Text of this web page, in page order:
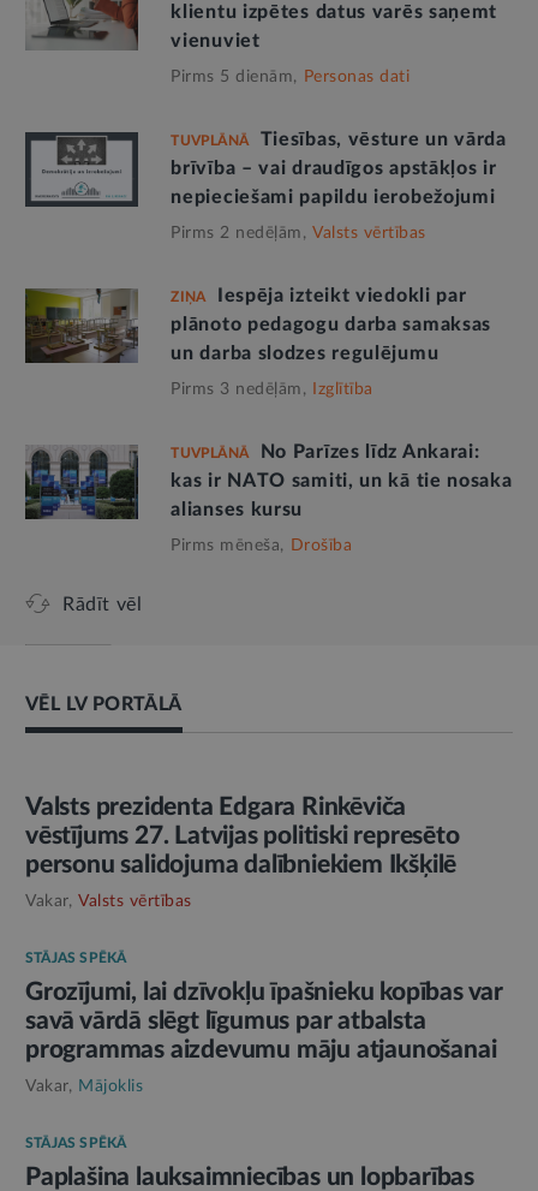
klientu izpētes datus varēs saņemt
vienuviet
Pirms 5 dienām, Personas dati
TUVPLĀNĀ
Tiesības, vēsture un vārda
brīvība – vai draudīgos apstākļos ir
nepieciešami papildu ierobežojumi
Pirms 2 nedēļām, Valsts vērtības
ZIŅA
Iespēja izteikt viedokli par
plānoto pedagogu darba samaksas
un darba slodzes regulējumu
Pirms 3 nedēļām, Izglītība
TUVPLĀNĀ
No Parīzes līdz Ankarai:
kas ir NATO samiti, un kā tie nosaka
alianses kursu
Pirms mēneša, Drošība
Rādīt vēl
VĒL LV PORTĀLĀ
AMATPERSONAS RUNA
Valsts prezidenta Edgara Rinkēviča
vēstījums 27. Latvijas politiski represēto
personu salidojuma dalībniekiem Ikšķilē
Vakar, Valsts vērtības
STĀJAS SPĒKĀ
Grozījumi, lai dzīvokļu īpašnieku kopības var
savā vārdā slēgt līgumus par atbalsta
programmas aizdevumu māju atjaunošanai
Vakar, Mājoklis
STĀJAS SPĒKĀ
Paplašina lauksaimniecības un lopbarības